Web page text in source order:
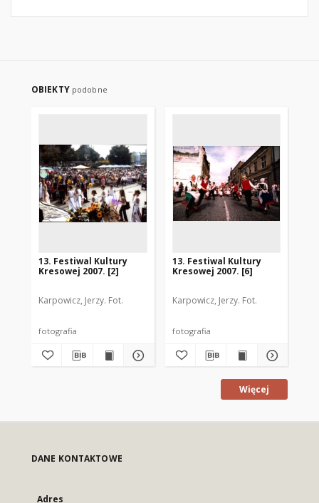
OBIEKTY podobne
13. Festiwal Kultury
Kresowej 2007. [2]
Karpowicz, Jerzy. Fot.
fotografia
13. Festiwal Kultury
Kresowej 2007. [6]
Karpowicz, Jerzy. Fot.
fotografia
Więcej
DANE KONTAKTOWE
Adres